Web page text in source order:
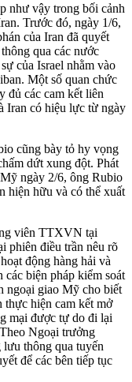
như vậy trong bối cảnh
Trước đó, ngày 1/6,
của Iran đã quyết
qua các nước
của Israel nhằm vào
Một số quan chức
đủ các cam kết liên
Iran có hiệu lực từ ngày
cũng bày tỏ hy vọng
dứt xung đột. Phát
ngày 2/6, ông Rubio
hiện hữu và có thể xuất
viên TTXVN tại
phiên điều trần nêu rõ
động hàng hải và
các biện pháp kiểm soát
ngoại giao Mỹ cho biết
thực hiện cam kết mở
mại được tự do đi lại
Ngoại trưởng
thông qua tuyến
để các bên tiếp tục